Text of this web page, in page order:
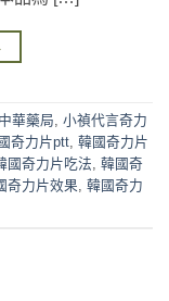
華藥局, 小禎代言奇力
奇力片ptt, 韓國奇力片
國奇力片吃法, 韓國奇
奇力片效果, 韓國奇力